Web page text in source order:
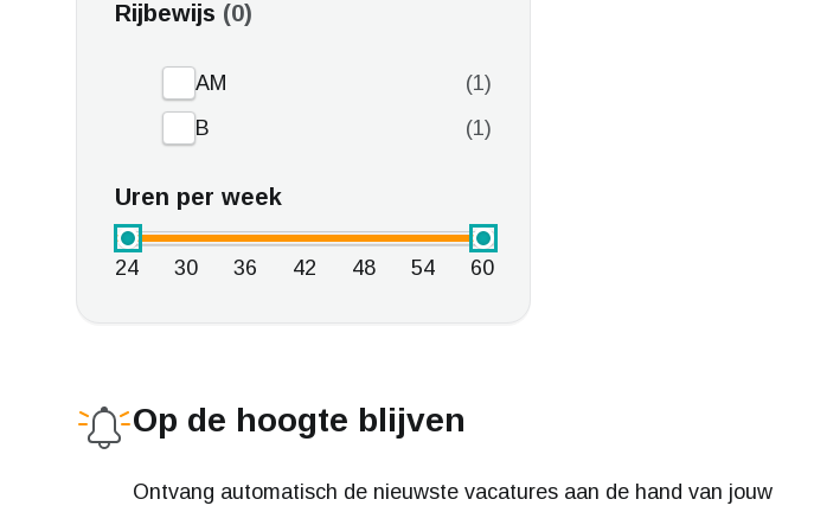
Rijbewijs 0
AM
1
B
1
Uren per week
24 30 36 42 48 54 60
Op de hoogte blijven
Ontvang automatisch de nieuwste vacatures aan de hand van jouw